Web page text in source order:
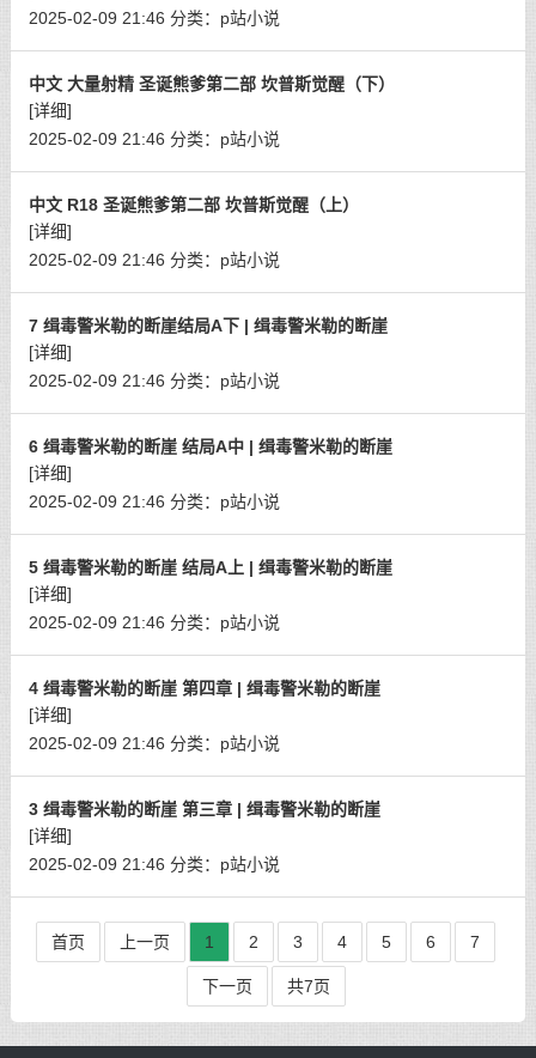
2025-02-09 21:46 分类： p站小说
中文 大量射精 圣诞熊爹第二部 坎普斯觉醒（下）
[详细]
2025-02-09 21:46 分类： p站小说
中文 R18 圣诞熊爹第二部 坎普斯觉醒（上）
[详细]
2025-02-09 21:46 分类： p站小说
7 缉毒警米勒的断崖结局A下 | 缉毒警米勒的断崖
[详细]
2025-02-09 21:46 分类： p站小说
6 缉毒警米勒的断崖 结局A中 | 缉毒警米勒的断崖
[详细]
2025-02-09 21:46 分类： p站小说
5 缉毒警米勒的断崖 结局A上 | 缉毒警米勒的断崖
[详细]
2025-02-09 21:46 分类： p站小说
4 缉毒警米勒的断崖 第四章 | 缉毒警米勒的断崖
[详细]
2025-02-09 21:46 分类： p站小说
3 缉毒警米勒的断崖 第三章 | 缉毒警米勒的断崖
[详细]
2025-02-09 21:46 分类： p站小说
首页 上一页 1 2 3 4 5 6 7
下一页 共7页